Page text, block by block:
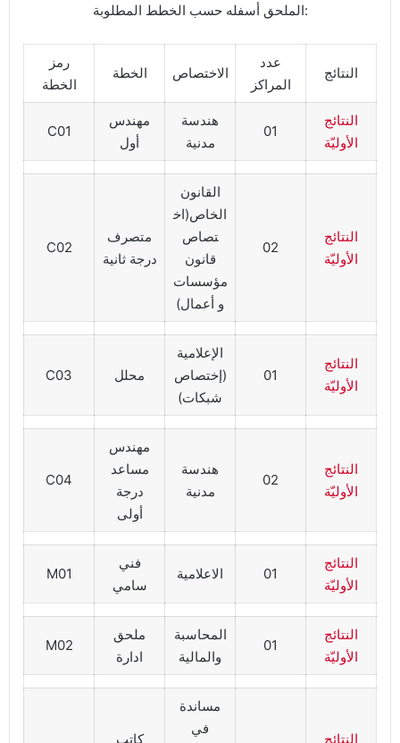
الملحق أسفله حسب الخطط المطلوبة:
رمز
الخطة
الخطة الاختصاص
عدد
المراكز
النتائج
C01
مهندس
أول
هندسة
مدنية
01
النتائج
الأوليّة
C02
متصرف
درجة ثانية
القانون
الخاص(اخ
تصاص
قانون
مؤسسات
و أعمال)
02
النتائج
الأوليّة
C03 محلل
الإعلامية
(إختصاص
شبكات)
01
النتائج
الأوليّة
C04
مهندس
مساعد
درجة
أولى
هندسة
مدنية
02
النتائج
الأوليّة
M01
فني
سامي
الاعلامية 01
النتائج
الأوليّة
M02
ملحق
ادارة
المحاسبة
والمالية
01
النتائج
الأوليّة
كاتب
مساندة
في
النتائج